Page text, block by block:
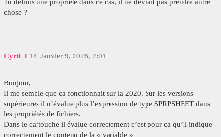
Tu définis une propriété dans ce cas, il ne devrait pas prendre autre
chose ?
Cyril_f Janvier 9, 2026, 7:01
14
Bonjour,
Il me semble que ça fonctionnait sur la 2020. Sur les versions
supérieures il n’évalue plus l’expression de type $PRPSHEET dans
les propriétés de fichiers.
Dans le cartouche il évalue correctement c’est pour ça qu’il indique
correctement le contenu de la « variable »